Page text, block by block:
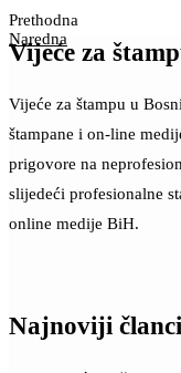
Prethodna
Naredna
Vijeće za
Vijeće za štampu u
štampane i on-line
prigovore na
slijedeći profesionalne
online medije BiH.
Najnoviji članci